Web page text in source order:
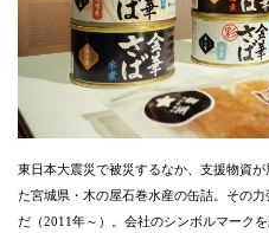
東日本大震災で被災するなか、支援物資
た宮城県・木の屋石巻水産の缶詰。その
だ（2011年～）。会社のシンボルマーク